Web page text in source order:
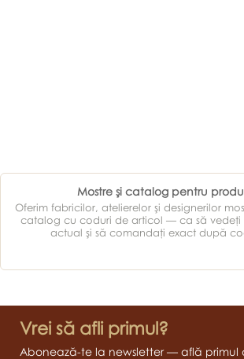
Mostre şi catalog pentru
Oferim fabricilor, atelierelor şi designerilor
catalog cu coduri de articol — ca să vedeţi
actual şi să comandaţi exact după
Vrei să afli primul?
Abonează-te la newsletter — află primul